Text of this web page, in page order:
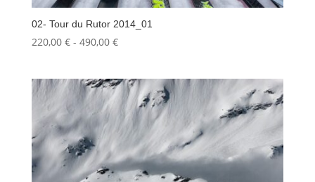
02- Tour du Rutor 2014_01
220,00 € - 490,00 €Fascia
da
220,00 €
490,00 €